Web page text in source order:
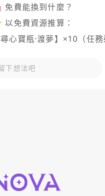
費能換到什麼？
以免費資源推算：
尋心寶瓶·渡夢】×10（任
的3600+全部獎勵，需要取
先選擇自己最想要的 家具
下想法吧